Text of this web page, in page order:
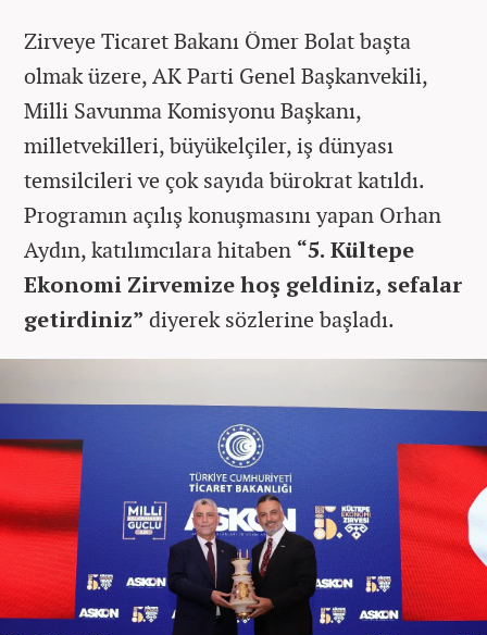
Zirveye Ticaret Bakanı Ömer Bolat başta
olmak üzere, AK Parti Genel Başkanvekili,
Milli Savunma Komisyonu Başkanı,
milletvekilleri, büyükelçiler, iş dünyası
temsilcileri ve çok sayıda bürokrat katıldı.
Programın açılış konuşmasını yapan Orhan
Aydın, katılımcılara hitaben “5. Kültepe
Ekonomi Zirvemize hoş geldiniz, sefalar
getirdiniz” diyerek sözlerine başladı.